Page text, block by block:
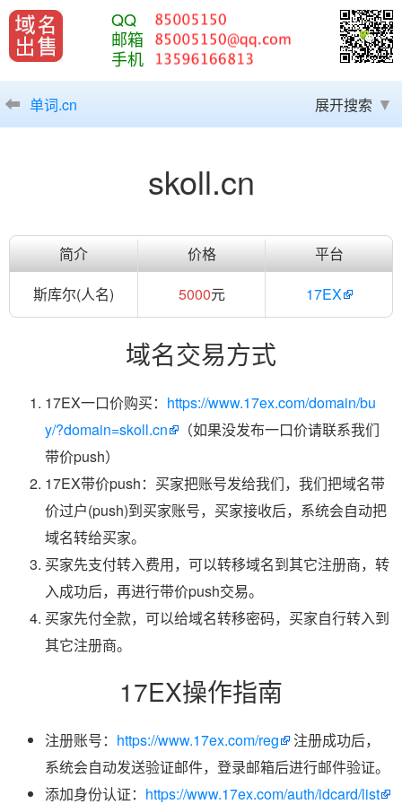
QQ
邮箱
手机
单词.cn 展开搜索
skoll.cn
简介 价格
平台
斯库尔(人名)
5000元 17EX
域名交易方式
17EX一口价购买： https://www.17ex.com/domain/bu
y/?domain=skoll.cn
（如果没发布一口价请联系我们
带价push）
17EX带价push：买家把账号发给我们，我们把域名带
价过户(push)到买家账号，买家接收后，系统会自动把
域名转给买家。
买家先支付转入费用，可以转移域名到其它注册商，转
入成功后，再进行带价push交易。
买家先付全款，可以给域名转移密码，买家自行转入到
其它注册商。
17EX操作指南
注册账号： https://www.17ex.com/reg
注册成功后，
系统会自动发送验证邮件，登录邮箱后进行邮件验证。
添加身份认证： https://www.17ex.com/auth/idcard/list